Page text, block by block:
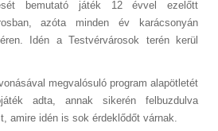
bemutató játék 12 évvel ezelőtt
azóta minden év karácsonyán
Idén a Testvérvárosok terén kerül
megvalósuló program alapötletét
adta, annak sikerén felbuzdulva
amire idén is sok érdeklődőt várnak.